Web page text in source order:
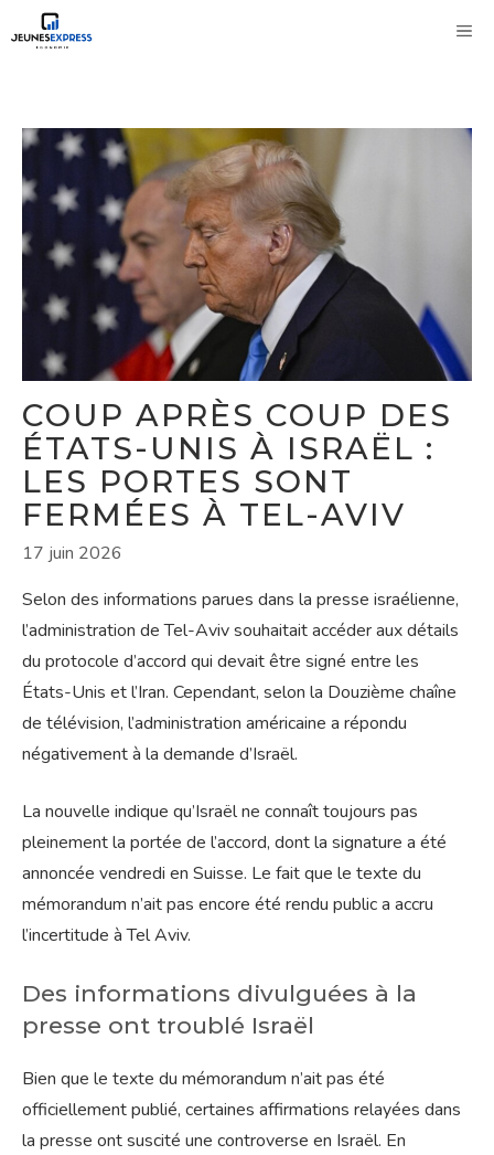
au
COUP APRÈS COUP DES
ÉTATS-UNIS À ISRAËL :
LES PORTES SONT
FERMÉES À TEL-AVIV
17 juin 2026
Selon des informations parues dans la presse israélienne,
l’administration de Tel-Aviv souhaitait accéder aux détails
du protocole d’accord qui devait être signé entre les
États-Unis et l’Iran. Cependant, selon la Douzième chaîne
de télévision, l’administration américaine a répondu
négativement à la demande d’Israël.
La nouvelle indique qu’Israël ne connaît toujours pas
pleinement la portée de l’accord, dont la signature a été
annoncée vendredi en Suisse. Le fait que le texte du
mémorandum n’ait pas encore été rendu public a accru
l’incertitude à Tel Aviv.
Des informations divulguées à la
presse ont troublé Israël
Bien que le texte du mémorandum n’ait pas été
officiellement publié, certaines affirmations relayées dans
la presse ont suscité une controverse en Israël. En